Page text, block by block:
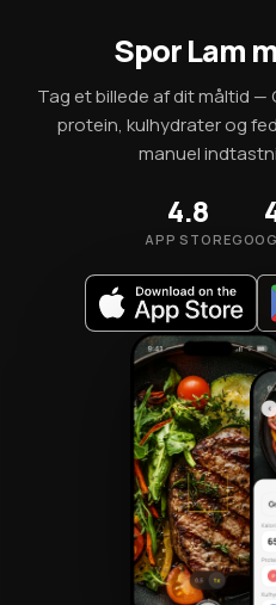
Spor Lam
Tag et billede af dit måltid —
protein, kulhydrater og
manuel
4.8
APP STORE